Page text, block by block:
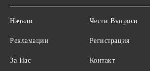
Начало
Рекламации
За Нас
Чести Въпроси
Регистрация
Контакт